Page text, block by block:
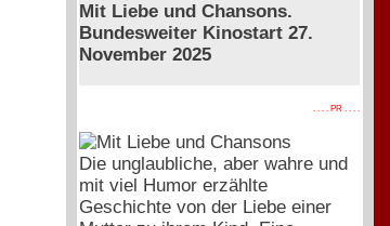
Mit Liebe und Chansons.
Bundesweiter Kinostart 27.
November 2025
. . . . PR . . . .
Die unglaubliche, aber wahre und
mit viel Humor erzählte
Geschichte von der Liebe einer